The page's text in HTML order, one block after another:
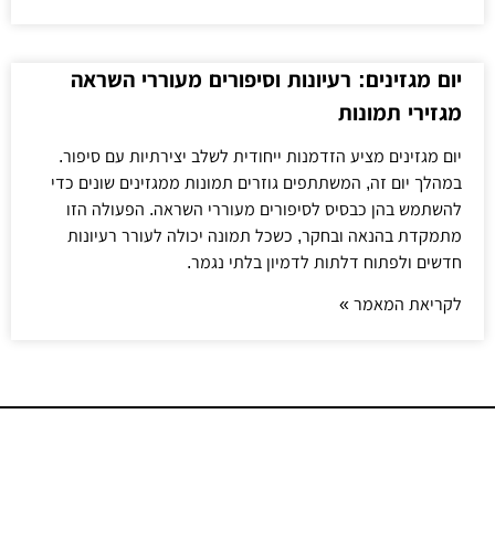
יום מגזינים: רעיונות וסיפורים מעוררי השראה
מגזירי תמונות
יום מגזינים מציע הזדמנות ייחודית לשלב יצירתיות עם סיפור.
במהלך יום זה, המשתתפים גוזרים תמונות ממגזינים שונים כדי
להשתמש בהן כבסיס לסיפורים מעוררי השראה. הפעולה הזו
מתמקדת בהנאה ובחקר, כשכל תמונה יכולה לעורר רעיונות
חדשים ולפתוח דלתות לדמיון בלתי נגמר.
לקריאת המאמר »